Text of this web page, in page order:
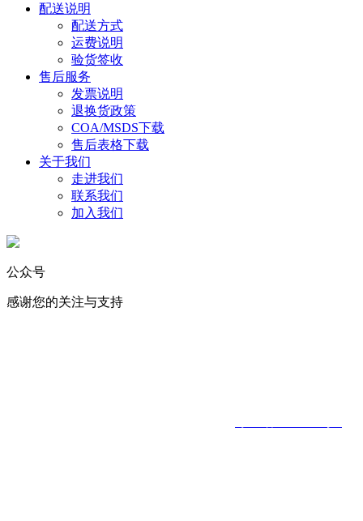
配送说明
配送方式
运费说明
验货签收
售后服务
发票说明
退换货政策
COA/MSDS下载
售后表格下载
关于我们
走进我们
联系我们
加入我们
公众号
感谢您的关注与支持